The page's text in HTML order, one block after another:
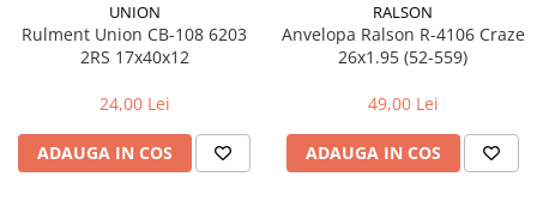
Imbracaminte ciclism barbati
Imbracaminte ciclism copii
Trotinete electrice
UNION
Rulment Union CB-108 6203
2RS 17x40x12
24,00 Lei
ADAUGA IN COS
RALSON
Anvelopa Ralson R-4106 Craze
26x1.95 (52-559)
49,00 Lei
ADAUGA IN COS